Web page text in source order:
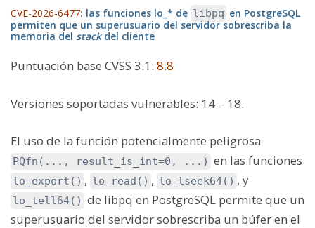
CVE-2026-6477: las funciones lo_* de libpq en PostgreSQL
permiten que un superusuario del servidor sobrescriba la
memoria del stackdel cliente
Puntuación base CVSS 3.1 : 8.8
Versiones soportadas vulnerables: 14 – 18.
El uso de la función potencialmente peligrosa
PQfn(..., result_is_int=0, ...) en las funciones
lo_export() , lo_read() , lo_lseek64() , y
lo_tell64() de libpq en PostgreSQL permite que un
superusuario del servidor sobrescriba un búfer en el